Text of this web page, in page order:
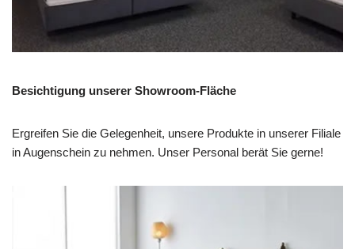
Besichtigung unserer Showroom-Fläche
Ergreifen Sie die Gelegenheit, unsere Produkte in unserer Filiale
in Augenschein zu nehmen. Unser Personal berät Sie gerne!